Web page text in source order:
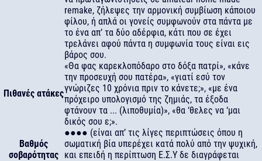
remake, ζήλεψες την αρμονική συμβίωση κάποιου
φίλου, ή απλά οι γονείς συμφωνούν στα πάντα με
το ένα απ’ τα δύο αδέρφια, κάτι που σε έχει
τρελάνει αφού πάντα η συμφωνία τους είναι εις
βάρος σου.
Πιθανές ατάκες
«Θα φας καρεκλοπόδαρο στο δόξα πατρί», «κάνε
την προσευχή σου πατέρα», «γιατί εσύ τον
γνώριζες 10 χρόνια πριν το κάνετε;», «με ένα
πρόχειρο υπολογισμό της ζημιάς, τα έξοδα
φτάνουν τα ... (λιποθυμία)», «θα ‘θελες να ‘μαι
δικός σου ε;».
Βαθμός
σοβαρότητας
●●●● (είναι απ’ τις λίγες περιπτώσεις όπου η
σωματική βία υπερέχει κατά πολύ από την ψυχική,
και επειδή η περίπτωση Ε.Σ.Υ δε διαγράφεται